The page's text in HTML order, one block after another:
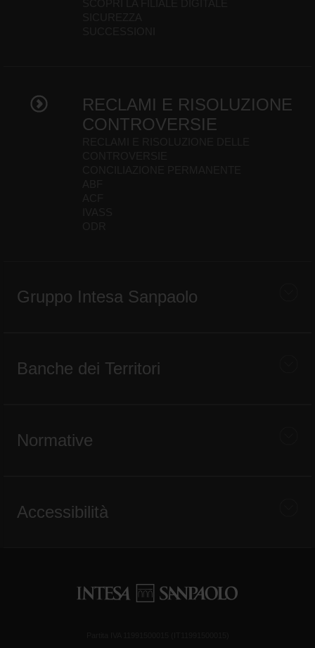
RECLAMI E RISOLUZIONE
CONTROVERSIE
Gruppo Intesa Sanpaolo
Banche dei Territori
Normative
Accessibilità